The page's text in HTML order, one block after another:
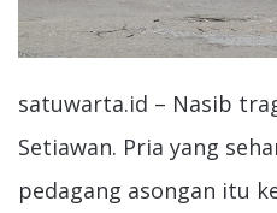
satuwarta.id – Nasib
Setiawan. Pria yang
pedagang asongan itu